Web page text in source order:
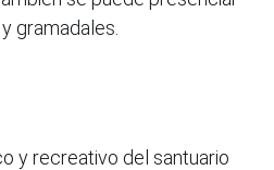
gramadales.
y recreativo del santuario